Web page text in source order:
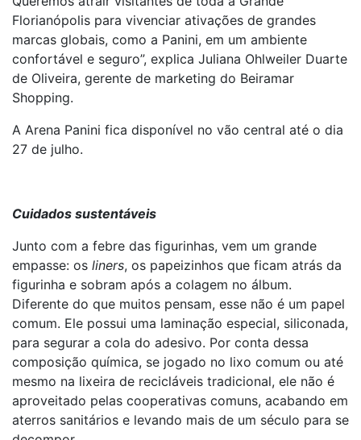
Florianópolis para vivenciar ativações de grandes
marcas globais, como a Panini, em um ambiente
confortável e seguro”, explica Juliana Ohlweiler Duarte
de Oliveira, gerente de marketing do Beiramar
Shopping.
A Arena Panini fica disponível no vão central até o dia
27 de julho.
Cuidados sustentáveis
Junto com a febre das figurinhas, vem um grande
empasse: os liners, os papeizinhos que ficam atrás da
figurinha e sobram após a colagem no álbum.
Diferente do que muitos pensam, esse não é um papel
comum. Ele possui uma laminação especial, siliconada,
para segurar a cola do adesivo. Por conta dessa
composição química, se jogado no lixo comum ou até
mesmo na lixeira de recicláveis tradicional, ele não é
aproveitado pelas cooperativas comuns, acabando em
aterros sanitários e levando mais de um século para se